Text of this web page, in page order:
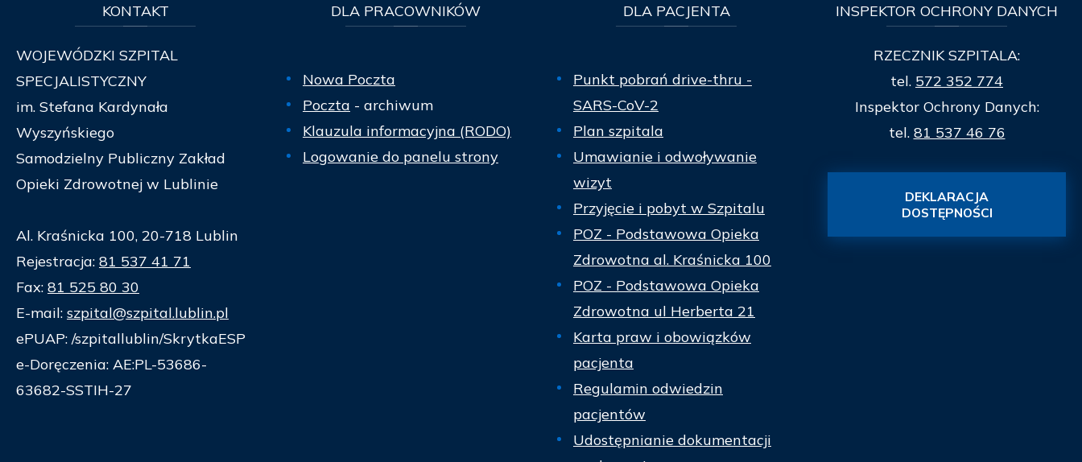
KONTAKT
WOJEWÓDZKI SZPITAL
SPECJALISTYCZNY
im. Stefana Kardynała
Wyszyńskiego
Samodzielny Publiczny Zakład
Opieki Zdrowotnej w Lublinie
Al. Kraśnicka 100, 20-718 Lublin
Rejestracja: 81 537 41 71
Fax: 81 525 80 30
E-mail: szpital@szpital.lublin.pl
ePUAP: /szpitallublin/SkrytkaESP
e-Doręczenia: AE:PL-53686-
63682-SSTIH-27
DLA PRACOWNIKÓW
Nowa Poczta
Poczta - archiwum
Klauzula informacyjna (RODO)
Logowanie do panelu strony
DLAPACJENTA
Punkt pobrań drive-thru -
SARS-CoV-2
Plan szpitala
Umawianie i odwoływanie
wizyt
Przyjęcie i pobyt w Szpitalu
POZ - Podstawowa Opieka
Zdrowotna al. Kraśnicka 100
POZ - Podstawowa Opieka
Zdrowotna ul Herberta 21
Karta praw i obowiązków
pacjenta
Regulamin odwiedzin
pacjentów
Udostępnianie dokumentacji
INSPEKTOR OCHRONY DANYCH
RZECZNIK SZPITALA:
tel. 572 352 774
Inspektor Ochrony Danych:
tel. 81 537 46 76
DEKLARACJA
DOSTĘPNOŚCI